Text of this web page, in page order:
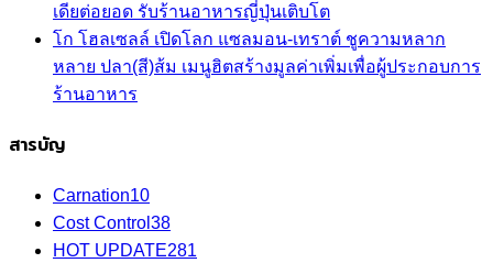
เดียต่อยอด รับร้านอาหารญี่ปุ่นเติบโต
โก โฮลเซลล์ เปิดโลก แซลมอน-เทราต์ ชูความหลาก
หลาย ปลา(สี)ส้ม เมนูฮิตสร้างมูลค่าเพิ่มเพื่อผู้ประกอบการ
ร้านอาหาร
สารบัญ
Carnation10
Cost Control 38
HOT UPDATE281